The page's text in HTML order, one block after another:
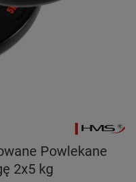
Powlekane
2x5 kg